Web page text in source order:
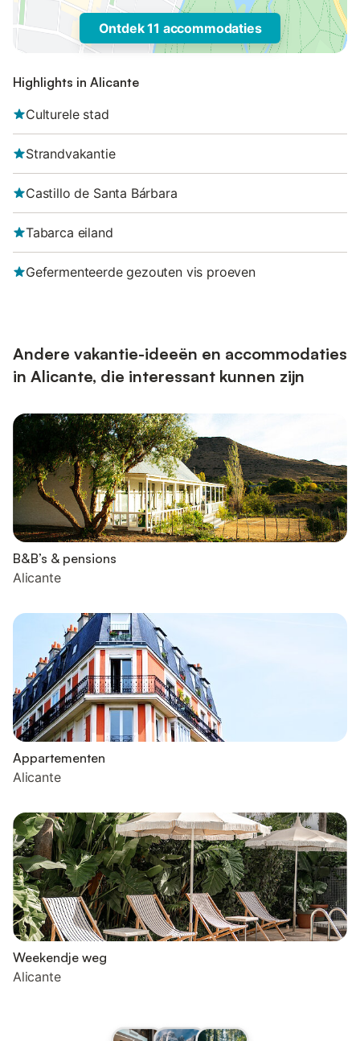
Ontdek 11 accommodaties
Highlights in Alicante
Culturele stad
Strandvakantie
Castillo de Santa Bárbara
Tabarca eiland
Gefermenteerde gezouten vis proeven
Andere vakantie-ideeën en accommodaties
in Alicante, die interessant kunnen zijn
B&B’s & pensions
Alicante
Appartementen
Alicante
Weekendje weg
Alicante